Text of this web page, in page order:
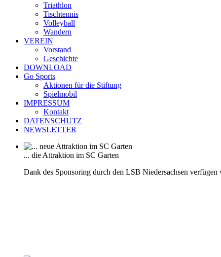
Triathlon
Tischtennis
Volleyball
Wandern
VEREIN
Vorstand
Geschichte
DOWNLOAD
Go Sports
Aktionen für die Stiftung
Spielmobil
IMPRESSUM
Kontakt
DATENSCHUTZ
NEWSLETTER
... die Attraktion im SC Garten
Dank des Sponsoring durch den LSB Niedersachsen